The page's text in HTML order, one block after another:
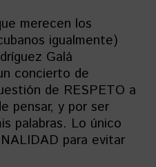
merecen los
igualmente)
Galá
concierto de
de RESPETO a
pensar, y por ser
palabras. Lo único
para evitar